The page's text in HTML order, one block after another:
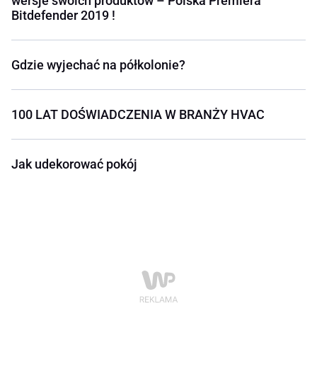
Bitdefender 2019 !
Gdzie wyjechać na półkolonie?
100 LAT DOŚWIADCZENIA W BRANŻY HVAC
Jak udekorować pokój